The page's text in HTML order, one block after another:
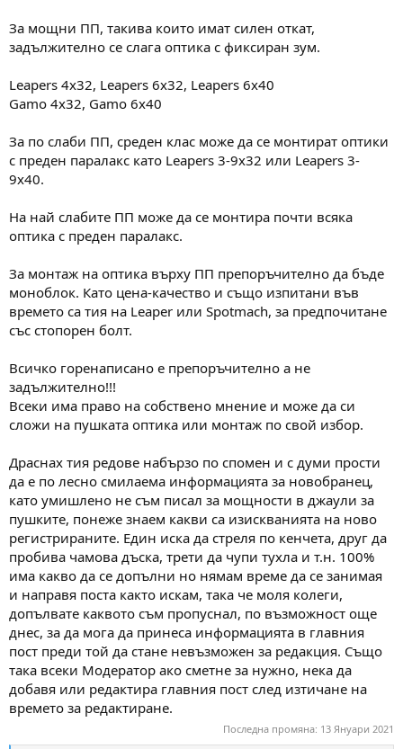
За мощни ПП, такива които имат силен откат,
задължително се слага оптика с фиксиран зум.
Leapers 4x32, Leapers 6x32, Leapers 6x40
Gamo 4x32, Gamo 6x40
За по слаби ПП, среден клас може да се монтират оптики
с преден паралакс като Leapers 3-9х32 или Leapers 3-
9х40.
На най слабите ПП може да се монтира почти всяка
оптика с преден паралакс.
За монтаж на оптика върху ПП препоръчително да бъде
моноблок. Като цена-качество и също изпитани във
времето са тия на Leaper или Spotmach, за предпочитане
със стопорен болт.
Всичко горенаписано е препоръчително а не
задължително!!!
Всеки има право на собствено мнение и може да си
сложи на пушката оптика или монтаж по свой избор.
Драснах тия редове набързо по спомен и с думи прости
да е по лесно смилаема информацията за новобранец,
като умишлено не съм писал за мощности в джаули за
пушките, понеже знаем какви са изискванията на ново
регистрираните. Един иска да стреля по кенчета, друг да
пробива чамова дъска, трети да чупи тухла и т.н. 100%
има какво да се допълни но нямам време да се занимая
и направя поста както искам, така че моля колеги,
допълвате каквото съм пропуснал, по възможност още
днес, за да мога да принеса информацията в главния
пост преди той да стане невъзможен за редакция. Също
така всеки Модератор ако сметне за нужно, нека да
добавя или редактира главния пост след изтичане на
времето за редактиране.
Последна промяна: 13 Януари 2021